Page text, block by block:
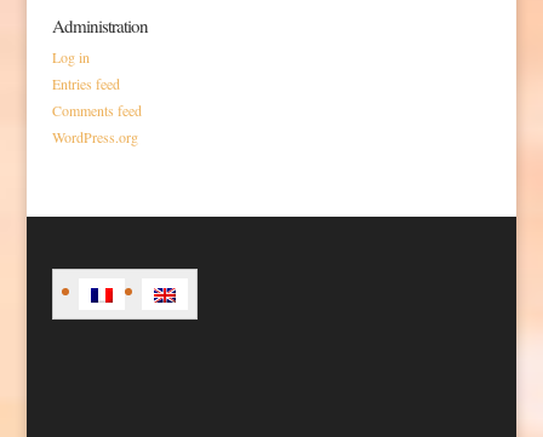
Administration
Log in
Entries feed
Comments feed
WordPress.org